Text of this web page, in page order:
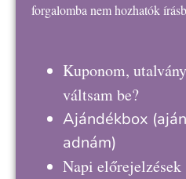
forgalomba nem hozhatók
Kuponom,
váltsam be?
Ajándékbox
adnám)
Napi előrejelzések